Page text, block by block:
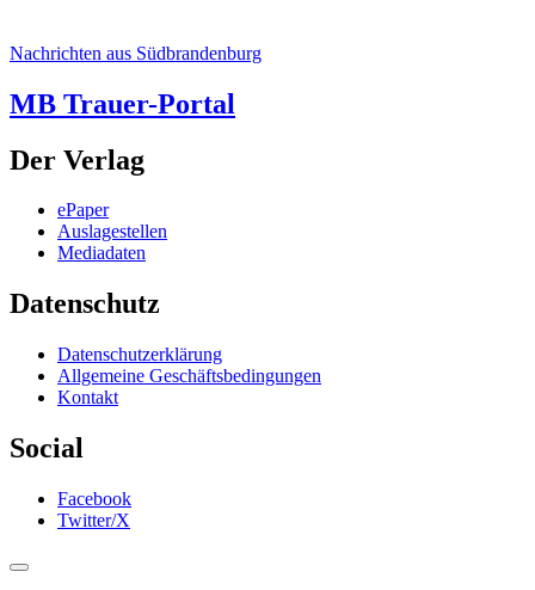
Nachrichten aus Südbrandenburg
MB Trauer-Portal
Der Verlag
ePaper
Auslagestellen
Mediadaten
Datenschutz
Datenschutzerklärung
Allgemeine Geschäftsbedingungen
Kontakt
Social
Facebook
Twitter/X